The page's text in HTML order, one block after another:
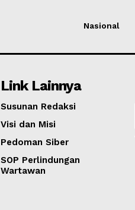
Nasional
Link Lainnya
Susunan Redaksi
Visi dan Misi
Pedoman Siber
SOP Perlindungan
Wartawan